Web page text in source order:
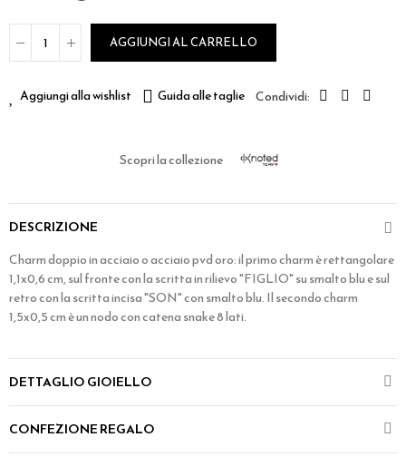
AGGIUNGI AL CARRELLO
Aggiungi alla wishlist Guida alle taglie
Scopri la collezione
DESCRIZIONE
Charm doppio in acciaio o acciaio pvd oro: il primo charm è rettangolare
1,1x0,6 cm, sul fronte con la scritta in rilievo "FIGLIO" su smalto blu e sul
retro con la scritta incisa "SON" con smalto blu. Il secondo charm
1,5x0,5 cm è un nodo con catena snake 8 lati.
DETTAGLIO GIOIELLO
CONFEZIONE REGALO